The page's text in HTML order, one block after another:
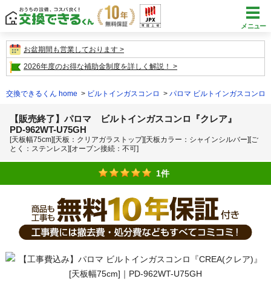
メニュー
お盆期間も営業しております
2026年度のお得な補助金制度を詳しく解説！
交換できるくん home ビルトインガスコンロ パロマ ビルトインガスコンロ
【販売終了】パロマ ビルトインガスコンロ『クレア』
PD-962WT-U75GH
[天板幅75cm][天板：クリアガラストップ][天板カラー：シャインシルバー] [ご
とく：ステンレス][オーブン接続：不可]
1件